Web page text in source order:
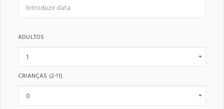
ADULTOS
CRIANÇAS (2-11)